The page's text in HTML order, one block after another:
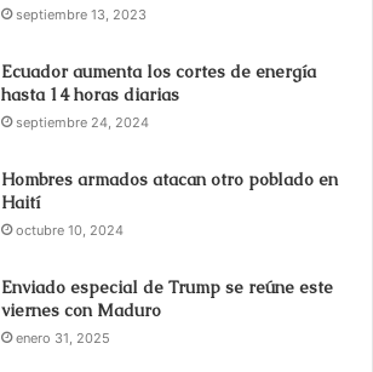
septiembre 13, 2023
Ecuador aumenta los cortes de energía
hasta 14 horas diarias
septiembre 24, 2024
Hombres armados atacan otro poblado en
Haití
octubre 10, 2024
Enviado especial de Trump se reúne este
viernes con Maduro
enero 31, 2025